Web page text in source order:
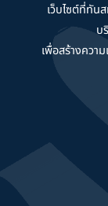
เว็บไซต์ที่ทั
บ
เพื่อสร้างควา